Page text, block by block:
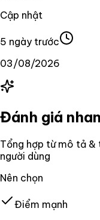
Cập nhật
5 ngày trước
03/08/2026
Đánh giá
Tổng hợp từ mô tả
người dùng
Nên chọn
Điểm mạnh